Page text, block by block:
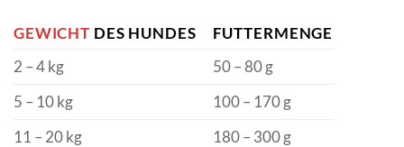
GEWICHT DES HUNDES
FUTTERMENGE
2 – 4 kg
50 – 80 g
5 – 10 kg
100 – 170 g
11 – 20 kg
180 – 300 g